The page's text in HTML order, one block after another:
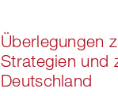
Überlegungen
Strategien und
Deutschland